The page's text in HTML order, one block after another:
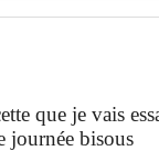
que je vais
journée bisous